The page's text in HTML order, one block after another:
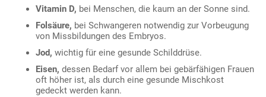
Vitamin D, bei Menschen, die kaum an der Sonne sind.
Folsäure, bei Schwangeren notwendig zur Vorbeugung
von Missbildungen des Embryos.
Jod, wichtig für eine gesunde Schilddrüse.
Eisen, dessen Bedarf vor allem bei gebärfähigen Frauen
oft höher ist, als durch eine gesunde Mischkost
gedeckt werden kann.